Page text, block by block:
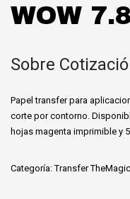
WOW
Sobre
Papel transfer para
corte por contorno.
hojas magenta imprimible y
Categoría:Transfer